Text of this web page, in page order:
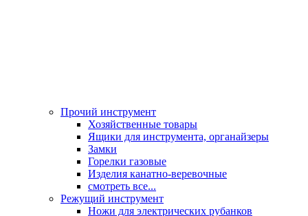
Прочий инструмент
Хозяйственные товары
Ящики для инструмента, органайзеры
Замки
Горелки газовые
Изделия канатно-веревочные
смотреть все...
Режущий инструмент
Ножи для электрических рубанков